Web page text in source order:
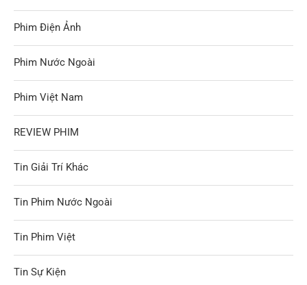
Phim Điện Ảnh
Phim Nước Ngoài
Phim Việt Nam
REVIEW PHIM
Tin Giải Trí Khác
Tin Phim Nước Ngoài
Tin Phim Việt
Tin Sự Kiện